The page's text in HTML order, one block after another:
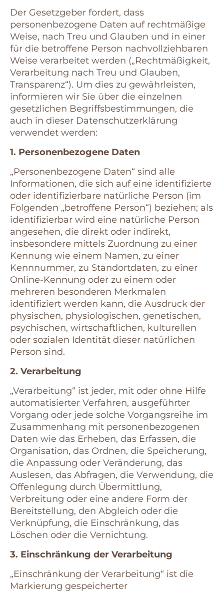
Der Gesetzgeber fordert, dass
personenbezogene Daten auf rechtmäßige
Weise, nach Treu und Glauben und in einer
für die betroffene Person nachvollziehbaren
Weise verarbeitet werden („Rechtmäßigkeit,
Verarbeitung nach Treu und Glauben,
Transparenz“). Um dies zu gewährleisten,
informieren wir Sie über die einzelnen
gesetzlichen Begriffsbestimmungen, die
auch in dieser Datenschutzerklärung
verwendet werden:
1. Personenbezogene Daten
„Personenbezogene Daten“ sind alle
Informationen, die sich auf eine identifizierte
oder identifizierbare natürliche Person (im
Folgenden „betroffene Person“) beziehen; als
identifizierbar wird eine natürliche Person
angesehen, die direkt oder indirekt,
insbesondere mittels Zuordnung zu einer
Kennung wie einem Namen, zu einer
Kennnummer, zu Standortdaten, zu einer
Online-Kennung oder zu einem oder
mehreren besonderen Merkmalen
identifiziert werden kann, die Ausdruck der
physischen, physiologischen, genetischen,
psychischen, wirtschaftlichen, kulturellen
oder sozialen Identität dieser natürlichen
Person sind.
2. Verarbeitung
„Verarbeitung“ ist jeder, mit oder ohne Hilfe
automatisierter Verfahren, ausgeführter
Vorgang oder jede solche Vorgangsreihe im
Zusammenhang mit personenbezogenen
Daten wie das Erheben, das Erfassen, die
Organisation, das Ordnen, die Speicherung,
die Anpassung oder Veränderung, das
Auslesen, das Abfragen, die Verwendung, die
Offenlegung durch Übermittlung,
Verbreitung oder eine andere Form der
Bereitstellung, den Abgleich oder die
Verknüpfung, die Einschränkung, das
Löschen oder die Vernichtung.
3. Einschränkung der Verarbeitung
„Einschränkung der Verarbeitung“ ist die
Markierung gespeicherter